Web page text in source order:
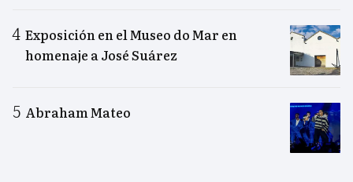
Exposición en el Museo do Mar en
homenaje a José Suárez
Abraham Mateo